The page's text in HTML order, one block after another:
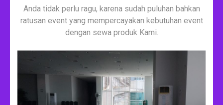
Anda tidak perlu ragu, karena sudah puluhan bahkan
ratusan event yang mempercayakan kebutuhan event
dengan sewa produk Kami.